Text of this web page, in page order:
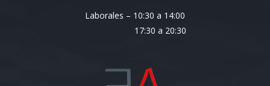
Laborales – 10:30 a 14:00
17:30 a 20:30